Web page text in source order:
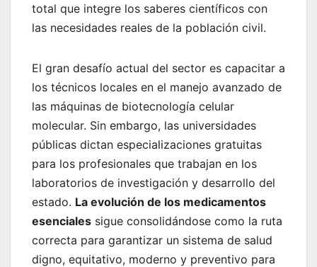
total que integre los saberes científicos con
las necesidades reales de la población civil.
El gran desafío actual del sector es capacitar a
los técnicos locales en el manejo avanzado de
las máquinas de biotecnología celular
molecular. Sin embargo, las universidades
públicas dictan especializaciones gratuitas
para los profesionales que trabajan en los
laboratorios de investigación y desarrollo del
estado. La evolución de los medicamentos
esenciales sigue consolidándose como la ruta
correcta para garantizar un sistema de salud
digno, equitativo, moderno y preventivo para